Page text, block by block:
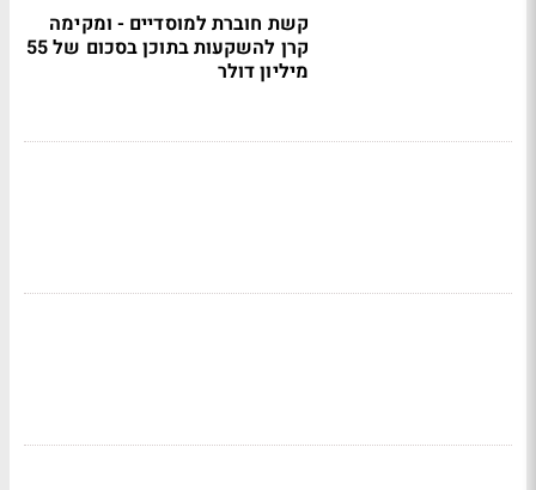
קשת חוברת למוסדיים - ומקימה
קרן להשקעות בתוכן בסכום של 55
מיליון דולר